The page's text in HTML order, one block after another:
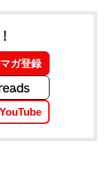
ガ登録